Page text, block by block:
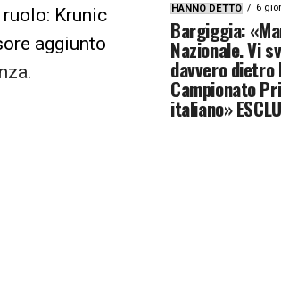
Krunic
aggiunto
HANNO DETTO 6
Bargiggia:
Nazionale. Vi
davvero dietro
Campionato
italiano»